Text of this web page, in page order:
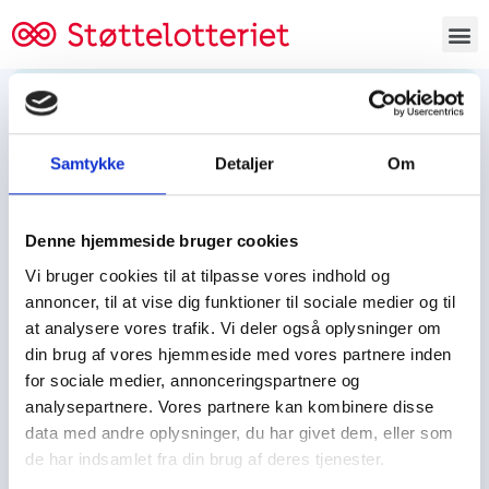
Samtykke Detaljer Om
Denne hjemmeside bruger cookies
Vi bruger cookies til at tilpasse vores indhold og
annoncer, til at vise dig funktioner til sociale medier og til
at analysere vores trafik. Vi deler også oplysninger om
din brug af vores hjemmeside med vores partnere inden
for sociale medier, annonceringspartnere og
analysepartnere. Vores partnere kan kombinere disse
data med andre oplysninger, du har givet dem, eller som
de har indsamlet fra din brug af deres tjenester.
Tjen penge og støt
Tjen penge til:
Spejdere/spejdergruppen/FDF’ere, m.fl.
Kontor
Tjenpengeogstoet.dk
Ejby Industrivej 91
DK – 2600 Glostrup
CVR: 19347508